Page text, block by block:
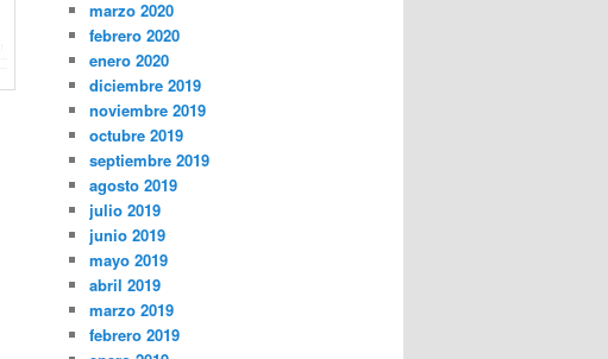
marzo 2020
febrero 2020
enero 2020
diciembre 2019
noviembre 2019
octubre 2019
septiembre 2019
agosto 2019
julio 2019
junio 2019
mayo 2019
abril 2019
marzo 2019
febrero 2019